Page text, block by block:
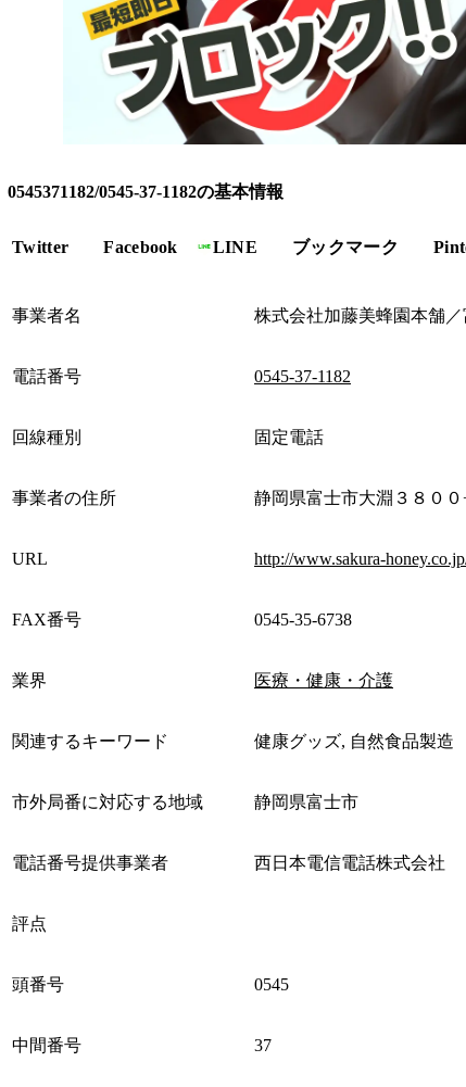
0545371182/0545-37-1182の基本情報
Twitter Facebook LINE ブックマーク
事業者名 株式会社加藤美蜂園本舗
電話番号 0545-37-1182
回線種別 固定電話
事業者の住所 静岡県富士市大淵３８００
URL http://www.sakura-
FAX番号 0545-35-6738
業界 医療・健康・介護
関連するキーワード 健康グッズ, 自然食品製造
市外局番に対応する地域 静岡県富士市
電話番号提供事業者 西日本電信電話株式会社
評点
頭番号 0545
中間番号 37